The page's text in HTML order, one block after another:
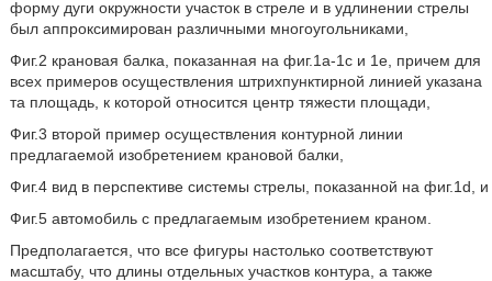
форму дуги окружности участок в стреле и в удлинении стрелы
был аппроксимирован различными многоугольниками,
Фиг.2 крановая балка, показанная на фиг.1a-1c и 1e, причем для
всех примеров осуществления штрихпунктирной линией указана
та площадь, к которой относится центр тяжести площади,
Фиг.3 второй пример осуществления контурной линии
предлагаемой изобретением крановой балки,
Фиг.4 вид в перспективе системы стрелы, показанной на фиг.1d, и
Фиг.5 автомобиль с предлагаемым изобретением краном.
Предполагается, что все фигуры настолько соответствуют
масштабу, что длины отдельных участков контура, а также